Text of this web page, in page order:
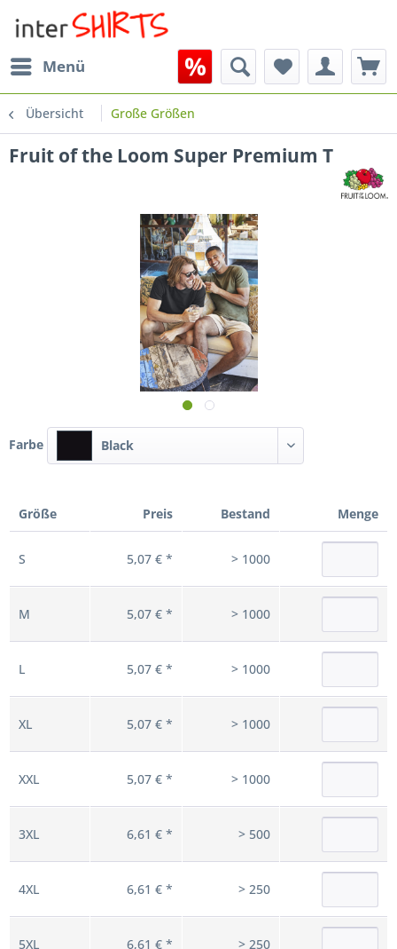
Menü
Übersicht Große Größen
Fruit of the Loom Super Premium T
Farbe Black
Größe Preis Bestand Menge
S 5,07 € * > 1000
M 5,07 € * > 1000
L 5,07 € * > 1000
XL 5,07 € * > 1000
XXL 5,07 € * > 1000
3XL 6,61 € * > 500
4XL 6,61 € * > 250
5XL 6,61 € * > 250